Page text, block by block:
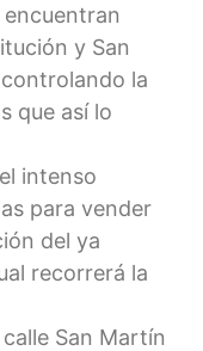
y San
la
que así lo
intenso
para vender
del ya
recorrerá la
San Martín